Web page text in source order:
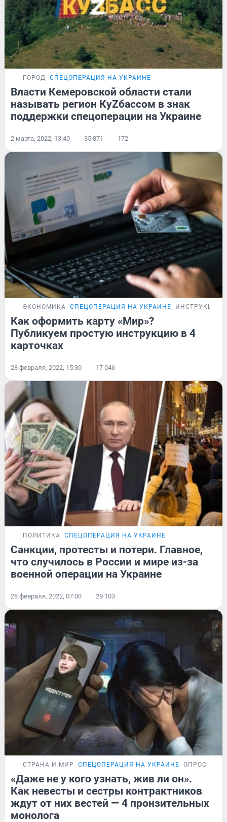
ГОРОД СПЕЦОПЕРАЦИЯ НА УКРАИНЕ
Власти Кемеровской области стали
называть регион КуZбассом в знак
поддержки спецоперации на Украине
2 марта, 2022, 13:40 35 871 172
ЭКОНОМИКА СПЕЦОПЕРАЦИЯ НА УКРАИНЕ ИНСТРУКЦИЯ
Как оформить карту «Мир»?
Публикуем простую инструкцию в 4
карточках
28 февраля, 2022, 15:30 17 046
ПОЛИТИКА СПЕЦОПЕРАЦИЯ НА УКРАИНЕ
Санкции, протесты и потери. Главное,
что случилось в России и мире из-за
военной операции на Украине
28 февраля, 2022, 07:00 29 103
СТРАНА И МИР СПЕЦОПЕРАЦИЯ НА УКРАИНЕ ОПРОС
«Даже не у кого узнать, жив ли он».
Как невесты и сестры контрактников
ждут от них вестей — 4 пронзительных
монолога